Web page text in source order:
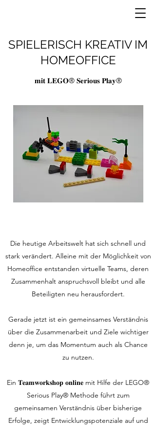
SPIELERISCH KREATIV IM
HOMEOFFICE
𝐦𝐢𝐭 𝐋𝐄𝐆𝐎® 𝐒𝐞𝐫𝐢𝐨𝐮𝐬 𝐏𝐥𝐚𝐲®
Die heutige Arbeitswelt hat sich schnell und
stark verändert. Alleine mit der Möglichkeit von
Homeoffice entstanden virtuelle Teams, deren
Zusammenhalt anspruchsvoll bleibt und alle
Beteiligten neu herausfordert.
Gerade jetzt ist ein gemeinsames Verständnis
über die Zusammenarbeit und Ziele wichtiger
denn je, um das Momentum auch als Chance
zu nutzen.
Ein 𝐓𝐞𝐚𝐦𝐰𝐨𝐫𝐤𝐬𝐡𝐨𝐩 𝐨𝐧𝐥𝐢𝐧𝐞 mit Hilfe der LEGO®
Serious Play® Methode führt zum
gemeinsamen Verständnis über bisherige
Erfolge, zeigt Entwicklungspotenziale auf und